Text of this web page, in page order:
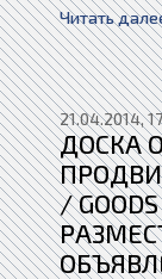
Читать
21.04.2014,
ДОСКА
/